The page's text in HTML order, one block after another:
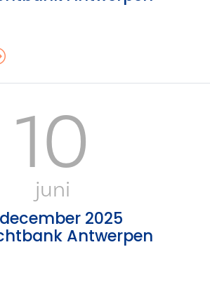
10
juni
2025
Antwerpen